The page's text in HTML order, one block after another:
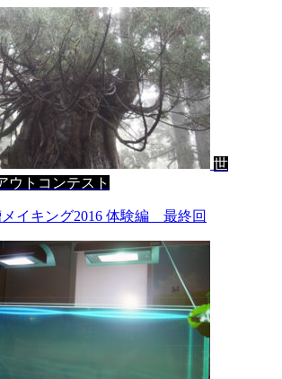
世
ウトコンテスト
イキング2016 体験編 最終回